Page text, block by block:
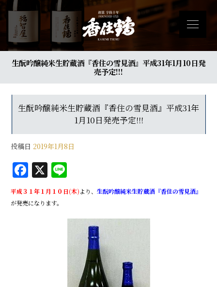
生酛吟醸純米生貯蔵酒『香住の雪見酒』平成31年1月10日発
売予定!!!
生酛吟醸純米生貯蔵酒『香住の雪見酒』平成31年
1月10日発売予定!!!
投稿日 2019年1月8日
F
a
c
X
n
e
平成３１年１月１０日(木)より、生酛吟醸純米生貯蔵酒『香住の雪見酒』
が発売になります。